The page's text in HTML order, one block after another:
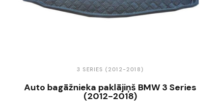
3 SERIES (2012-2018)
Auto bagāžnieka paklājiņš BMW 3 Series
(2012-2018)